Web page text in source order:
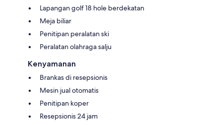
Lapangan golf 18 hole berdekatan
Meja biliar
Penitipan peralatan ski
Peralatan olahraga salju
Kenyamanan
Brankas di resepsionis
Mesin jual otomatis
Penitipan koper
Resepsionis 24 jam